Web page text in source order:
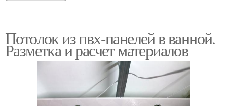
Потолок из пвх-панелей в ванной.
Разметка и расчет материалов